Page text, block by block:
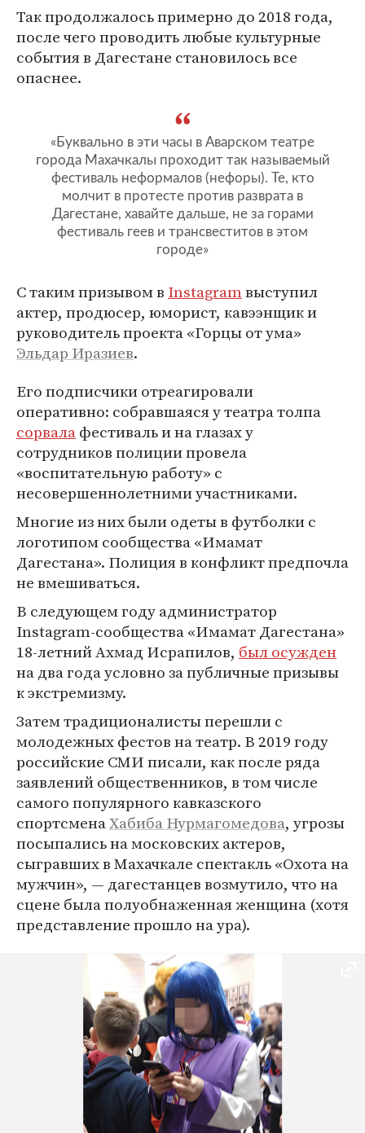
Так продолжалось примерно до 2018 года,
после чего проводить любые культурные
события в Дагестане становилось все
опаснее.
«Буквально в эти часы в Аварском театре
города Махачкалы проходит так называемый
фестиваль неформалов (нефоры). Те, кто
молчит в протесте против разврата в
Дагестане, хавайте дальше, не за горами
фестиваль геев и трансвеститов в этом
городе»
С таким призывом в Instagramвыступил
актер, продюсер, юморист, кавээнщик и
руководитель проекта «Горцы от ума»
Эльдар Иразиев.
Его подписчики отреагировали
оперативно: собравшаяся у театра толпа
сорвалафестиваль и на глазах у
сотрудников полиции провела
«воспитательную работу» с
несовершеннолетними участниками.
Многие из них были одеты в футболки с
логотипом сообщества «Имамат
Дагестана». Полиция в конфликт предпочла
не вмешиваться.
В следующем году администратор
Instagram-сообщества «Имамат Дагестана»
18-летний Ахмад Исрапилов, был осужден
на два года условно за публичные призывы
к экстремизму.
Затем традиционалисты перешли с
молодежных фестов на театр. В 2019 году
российские СМИ писали, как после ряда
заявлений общественников, в том числе
самого популярного кавказского
спортсменаХабиба Нурмагомедова, угрозы
посыпались на московских актеров,
сыгравших в Махачкале спектакль «Охота на
мужчин», — дагестанцев возмутило, что на
сцене была полуобнаженная женщина (хотя
представление прошло на ура).